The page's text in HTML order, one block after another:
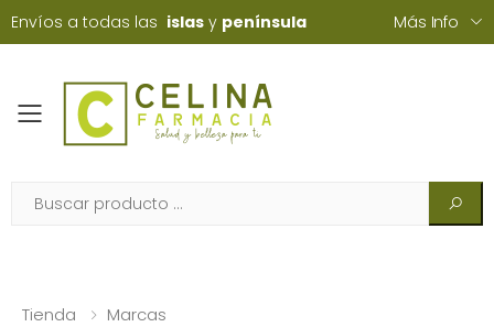
Envíos a todas las islas y península Más Info
Toggle mobile menu
Tienda Marcas